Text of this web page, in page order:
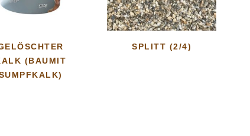
(BAUMIT
SPLITT (2/4)